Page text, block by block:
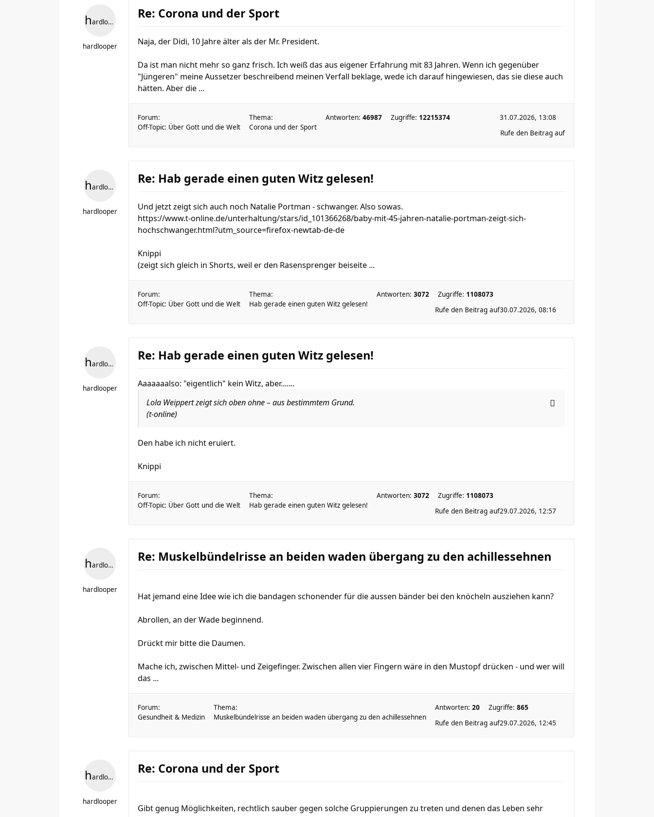
hardlooper
hardlooper
Re: Corona und der Sport
Naja, der Didi, 10 Jahre älter als der Mr. President.
Da ist man nicht mehr so ganz frisch. Ich weiß das aus eigener Erfahrung mit 83 Jahren. Wenn ich gegenüber
"Jüngeren" meine Aussetzer beschreibend meinen Verfall beklage, wede ich darauf hingewiesen, das sie diese auch
hätten. Aber die ...
Forum:
Off-Topic: Über Gott und die Welt
Thema:
Corona und der Sport
Antworten: 46987 Zugriffe: 12215374
31.07.2026, 13:08
Rufe den Beitrag auf
hardlooper
hardlooper
Re: Hab gerade einen guten Witz gelesen!
Und jetzt zeigt sich auch noch Natalie Portman - schwanger. Also sowas.
https://www.t-online.de/unterhaltung/stars/id_101366268/baby-mit-45-jahren-natalie-portman-zeigt-sich-
hochschwanger.html?utm_source=firefox-newtab-de-de
Knippi
(zeigt sich gleich in Shorts, weil er den Rasensprenger beiseite ...
Forum:
Off-Topic: Über Gott und die Welt
Thema:
Hab gerade einen guten Witz gelesen!
Antworten: 3072 Zugriffe: 1108073
30.07.2026, 08:16
Rufe den Beitrag auf
hardlooper
hardlooper
Re: Hab gerade einen guten Witz gelesen!
Aaaaaaalso: "eigentlich" kein Witz, aber.......
Lola Weippert zeigt sich oben ohne – aus bestimmtem Grund.
(t-online)
Den habe ich nicht eruiert.
Knippi
Forum:
Off-Topic: Über Gott und die Welt
Thema:
Hab gerade einen guten Witz gelesen!
Antworten: 3072 Zugriffe: 1108073
29.07.2026, 12:57
Rufe den Beitrag auf
hardlooper
hardlooper
Re: Muskelbündelrisse an beiden waden übergang zu den achillessehnen
Hat jemand eine Idee wie ich die bandagen schonender für die aussen bänder bei den knöcheln ausziehen kann?
Abrollen, an der Wade beginnend.
Drückt mir bitte die Daumen.
Mache ich, zwischen Mittel- und Zeigefinger. Zwischen allen vier Fingern wäre in den Mustopf drücken - und wer will
das ...
Forum:
Gesundheit & Medizin
Thema:
Muskelbündelrisse an beiden waden übergang zu den achillessehnen
Antworten: 20 Zugriffe: 865
29.07.2026, 12:45
Rufe den Beitrag auf
hardlooper
hardlooper
Re: Corona und der Sport
Gibt genug Möglichkeiten, rechtlich sauber gegen solche Gruppierungen zu treten und denen das Leben sehr